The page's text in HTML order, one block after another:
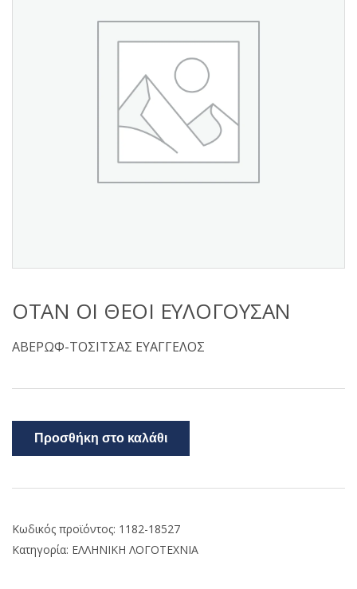
ΟΤΑΝ ΟΙ ΘΕΟΙ ΕΥΛΟΓΟΥΣΑΝ
ΑΒΕΡΩΦ-ΤΟΣΙΤΣΑΣ ΕΥΑΓΓΕΛΟΣ
Προσθήκη στο καλάθι
Κωδικός προϊόντος: 1182-18527
Κατηγορία: ΕΛΛΗΝΙΚΗ ΛΟΓΟΤΕΧΝΙΑ